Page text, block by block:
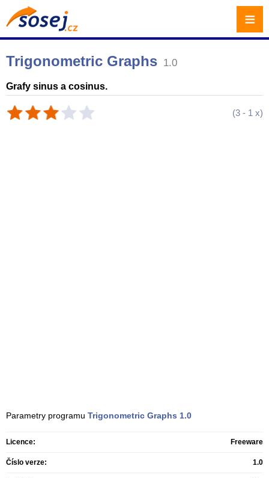
Trigonometric Graphs 1.0
Grafy sinus a cosinus.
(3 - 1 x)
Parametry programu Trigonometric Graphs 1.0
Licence: Freeware
Číslo verze: 1.0
≡